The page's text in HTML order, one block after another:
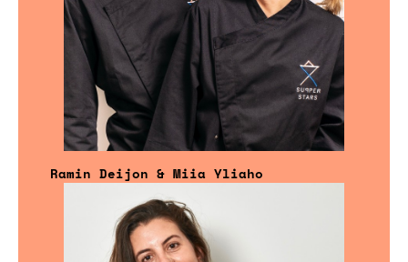
Ramin Deijon & Miia Yliaho